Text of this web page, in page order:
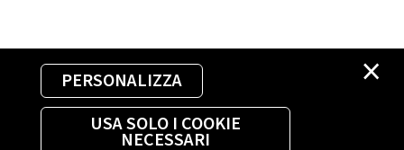
×
PERSONALIZZA
USA SOLO I COOKIE
NECESSARI